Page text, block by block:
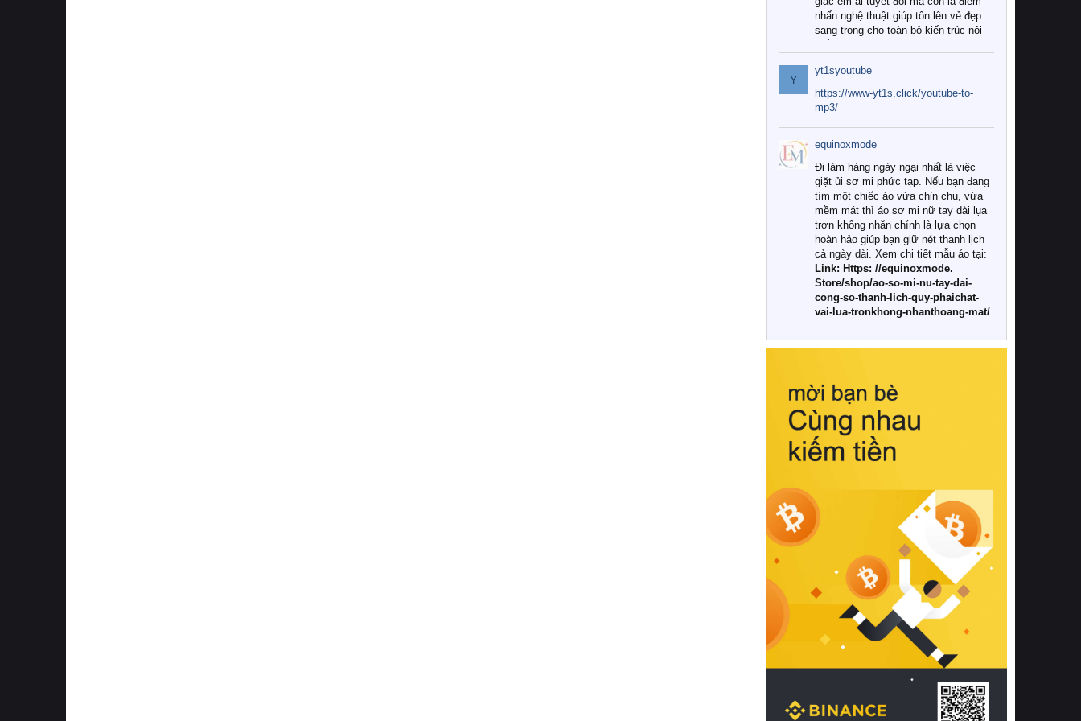
nhấn nghệ thuật giúp tôn lên vẻ đẹp
sang trọng cho toàn bộ kiến trúc nội
Tuy nhiên, giữa thị trường đa dạng
với vô vàn thương hiệu và mẫu mã
như hiện nay, làm thế nào để chọn
được những bộ chăn ga gối đệm cao
cấp thực sự chất lượng, phù hợp với
khí hậu và nhu cầu sử dụng của gia
đình? Hãy cùng chúng tôi đi tìm lời
giải đáp chi tiết qua bài viết dưới đây.
1. Tại sao các gia đình hiện đại lại ưa
chuộng chăn ga gối đệm cao cấp?
Khác với các dòng sản phẩm thông
thường, những bộ chăn ga gối đệm
cao cấp trải qua quy trình sản xuất
nghiêm ngặt từ khâu chọn lọc nguyên
liệu tự nhiên đến công nghệ dệt
nhuộm hiện đại không chứa hóa chất
này, bạn sẽ cảm nhận rõ rệt sự khác
hồi chuẩn xác của phần đệm nâng đỡ
cột sống.
Bên cạnh đó, việc lựa chọn các dòng
sản phẩm đạt chuẩn chất lượng quốc
tế còn giúp ngăn ngừa tình trạng kích
khuẩn và nấm mốc trong điều kiện
thời tiết nóng ẩm. Bạn có thể tìm hiểu
thêm các nghiên cứu khoa học về tác
động của giấc ngủ và môi trường
phòng ngủ đối với sức khỏe con
người tại Sleep Foundation (External
Link) để có cái nhìn toàn diện hơn.
2. Các tiêu chí vàng khi lựa chọn
chăn ga gối đệm cao cấp cho phòng
ngủ
Để sở hữu một bộ chăn ga gối đệm
cao cấp hoàn hảo cả về thẩm mỹ lẫn
công năng, người tiêu dùng cần cân
nhắc kỹ lưỡng các tiêu chí quan trọng
Y
yt1syoutube
https://www-yt1s.click/youtube-to-
mp3/
equinoxmode
Đi làm hàng ngày ngại nhất là việc
giặt ủi sơ mi phức tạp. Nếu bạn đang
tìm một chiếc áo vừa chỉn chu, vừa
mềm mát thì áo sơ mi nữ tay dài lụa
trơn không nhăn chính là lựa chọn
hoàn hảo giúp bạn giữ nét thanh lịch
cả ngày dài. Xem chi tiết mẫu áo tại:
Link: Https: //equinoxmode.
Store/shop/ao-so-mi-nu-tay-dai-
cong-so-thanh-lich-quy-phaichat-
vai-lua-tronkhong-nhanthoang-mat/